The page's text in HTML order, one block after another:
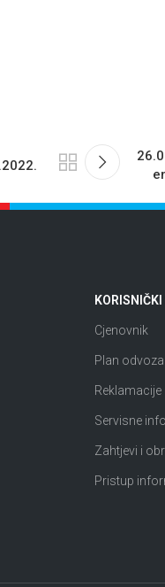
KORISNIČKI
Cjenovnik
Plan
Reklamacije
Servisne
Zahtjevi i
Pristup